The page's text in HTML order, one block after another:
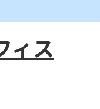
ィス